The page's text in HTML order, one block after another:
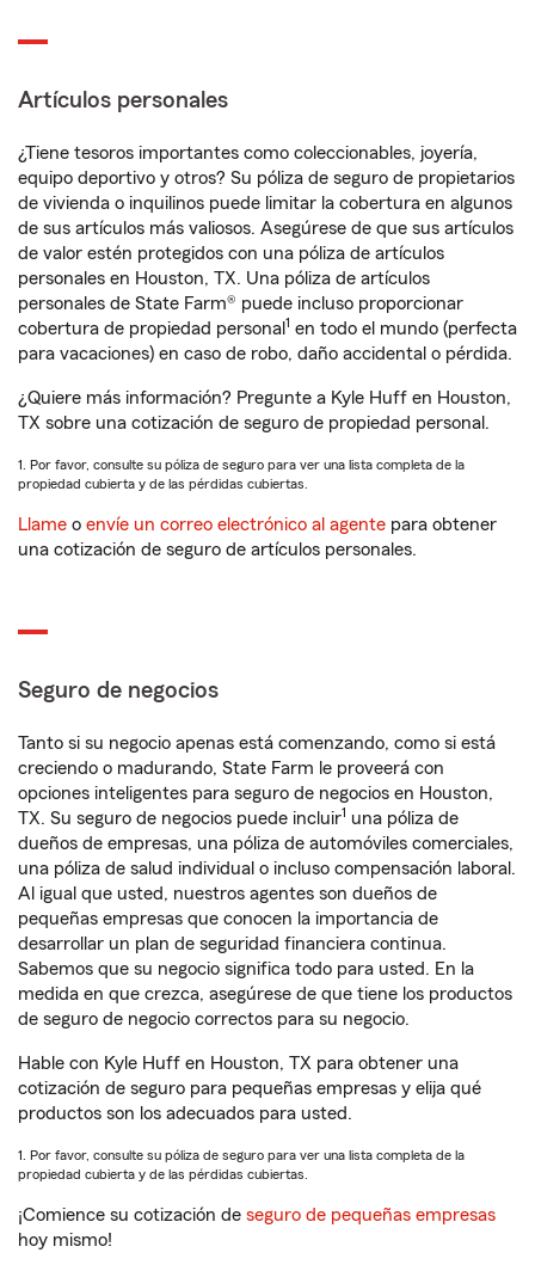
Artículos personales
¿Tiene tesoros importantes como coleccionables, joyería,
equipo deportivo y otros? Su póliza de seguro de propietarios
de vivienda o inquilinos puede limitar la cobertura en algunos
de sus artículos más valiosos. Asegúrese de que sus artículos
de valor estén protegidos con una póliza de artículos
personales en Houston, TX. Una póliza de artículos
personales de State Farm® puede incluso proporcionar
cobertura de propiedad personal 1 en todo el mundo (perfecta
para vacaciones) en caso de robo, daño accidental o pérdida.
¿Quiere más información? Pregunte a Kyle Huff en Houston,
TX sobre una cotización de seguro de propiedad personal.
1. Por favor, consulte su póliza de seguro para ver una lista completa de la
propiedad cubierta y de las pérdidas cubiertas.
Llame o envíe un correo electrónico al agente para obtener
una cotización de seguro de artículos personales.
Seguro de negocios
Tanto si su negocio apenas está comenzando, como si está
creciendo o madurando, State Farm le proveerá con
opciones inteligentes para seguro de negocios en Houston,
TX. Su seguro de negocios puede incluir1 una póliza de
dueños de empresas, una póliza de automóviles comerciales,
una póliza de salud individual o incluso compensación laboral.
Al igual que usted, nuestros agentes son dueños de
pequeñas empresas que conocen la importancia de
desarrollar un plan de seguridad financiera continua.
Sabemos que su negocio significa todo para usted. En la
medida en que crezca, asegúrese de que tiene los productos
de seguro de negocio correctos para su negocio.
Hable con Kyle Huff en Houston, TX para obtener una
cotización de seguro para pequeñas empresas y elija qué
productos son los adecuados para usted.
1. Por favor, consulte su póliza de seguro para ver una lista completa de la
propiedad cubierta y de las pérdidas cubiertas.
¡Comience su cotización de seguro de pequeñas empresas
hoy mismo!